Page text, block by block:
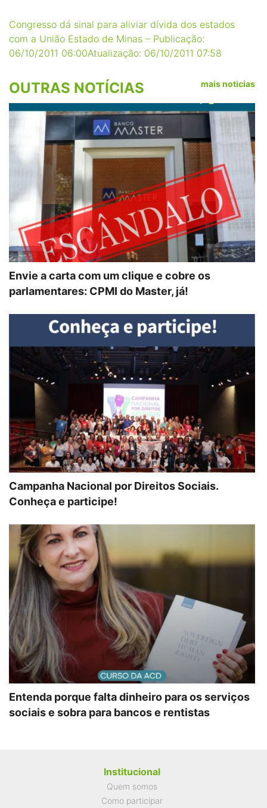
Congresso dá sinal para aliviar dívida dos estados
com a União Estado de Minas – Publicação:
06/10/2011 06:00Atualização: 06/10/2011 07:58
OUTRAS NOTÍCIAS mais noticias
Envie a carta com um clique e cobre os
parlamentares: CPMI do Master, já!
Campanha Nacional por Direitos Sociais.
Conheça e participe!
Entenda porque falta dinheiro para os serviços
sociais e sobra para bancos e rentistas
Institucional
Quem somos
Como participar